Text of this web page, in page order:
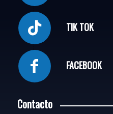
TIK TOK
FACEBOOK
Contacto